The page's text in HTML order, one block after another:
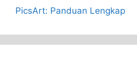
PicsArt: Panduan Lengkap